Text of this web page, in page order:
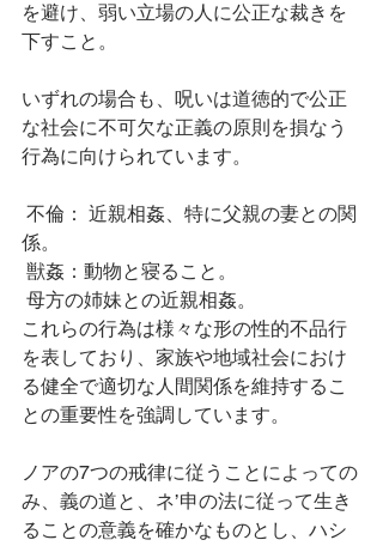
を避け、弱い立場の人に公正な裁きを
下すこと。
いずれの場合も、呪いは道徳的で公正
な社会に不可欠な正義の原則を損なう
行為に向けられています。
係。
獣姦：動物と寝ること。
母方の姉妹との近親相姦。
これらの行為は様々な形の性的不品行
を表しており、家族や地域社会におけ
る健全で適切な人間関係を維持するこ
との重要性を強調しています。
ノアの7つの戒律に従うことによっての
み、義の道と、ネ’申の法に従って生き
ることの意義を確かなものとし、ハシ